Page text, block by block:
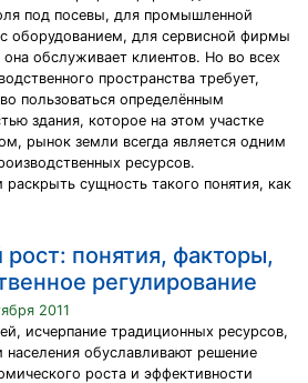
под посевы, для промышленной
оборудованием, для сервисной фирмы
обслуживает клиентов. Но во всех
пространства требует,
пользоваться определённым
здания, которое на этом участке
рынок земли всегда является одним
ресурсов.
раскрыть сущность такого понятия, как
понятия, факторы,
регулирование
2011
исчерпание традиционных ресурсов,
населения обуславливают решение
роста и эффективности